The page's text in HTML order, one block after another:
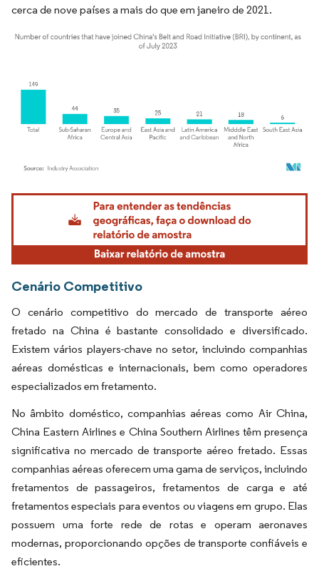
cerca de nove países a mais do que em janeiro de 2021.
Imagem © Mordor Intelligence. O reuso requer atribuição conforme CC BY 4.0.
Cenário Competitivo
O cenário competitivo do mercado de transporte aéreo
fretado na China é bastante consolidado e diversificado.
Existem vários players-chave no setor, incluindo companhias
aéreas domésticas e internacionais, bem como operadores
especializados em fretamento.
No âmbito doméstico, companhias aéreas como Air China,
China Eastern Airlines e China Southern Airlines têm presença
significativa no mercado de transporte aéreo fretado. Essas
companhias aéreas oferecem uma gama de serviços, incluindo
fretamentos de passageiros, fretamentos de carga e até
fretamentos especiais para eventos ou viagens em grupo. Elas
possuem uma forte rede de rotas e operam aeronaves
modernas, proporcionando opções de transporte confiáveis e
eficientes.